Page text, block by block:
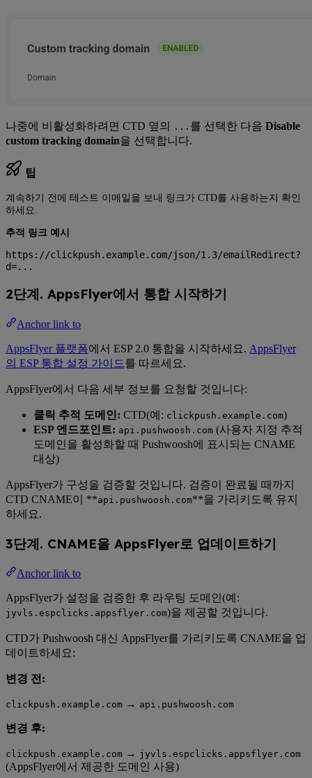
나중에 비활성화하려면 CTD 옆의 ... 를 선택한 다음 Disable
custom tracking domain을 선택합니다.
팁
계속하기 전에 테스트 이메일을 보내 링크가 CTD를 사용하는지 확인
하세요.
추적 링크 예시
https://clickpush.example.com/json/1.3/emailRedirect?
d=...
2단계. AppsFlyer에서 통합 시작하기
Anchor link to
AppsFlyer 플랫폼에서 ESP 2.0 통합을 시작하세요. AppsFlyer
의 ESP 통합 설정 가이드를 따르세요.
AppsFlyer에서 다음 세부 정보를 요청할 것입니다:
클릭 추적 도메인: CTD(예: clickpush.example.com)
ESP 엔드포인트: api.pushwoosh.com (사용자 지정 추적
도메인을 활성화할 때 Pushwoosh에 표시되는 CNAME
대상)
AppsFlyer가 구성을 검증할 것입니다. 검증이 완료될 때까지
CTD CNAME이 **api.pushwoosh.com**을 가리키도록 유지
하세요.
3단계. CNAME을 AppsFlyer로 업데이트하기
Anchor link to
AppsFlyer가 설정을 검증한 후 라우팅 도메인(예:
jyvls.espclicks.appsflyer.com)을 제공할 것입니다.
CTD가 Pushwoosh 대신 AppsFlyer를 가리키도록 CNAME을 업
데이트하세요:
변경 전:
clickpush.example.com → api.pushwoosh.com
변경 후:
clickpush.example.com → jyvls.espclicks.appsflyer.com
(AppsFlyer에서 제공한 도메인 사용)